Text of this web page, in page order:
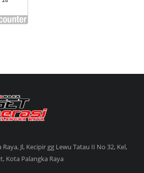
Jl, Kecipir gg Lewu Tatau II No 32, Kel,
Kota Palangka Raya